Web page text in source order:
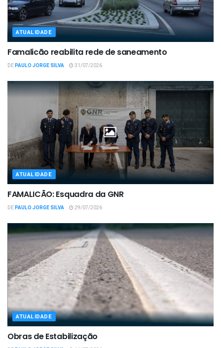
ATUALIDADE
Famalicão reabilita rede de saneamento
DEPAULO JORGE SILVA 31/07/2026
ATUALIDADE
FAMALICÃO: Esquadra da GNR
DEPAULO JORGE SILVA 29/07/2026
ATUALIDADE
Obras de Estabilização